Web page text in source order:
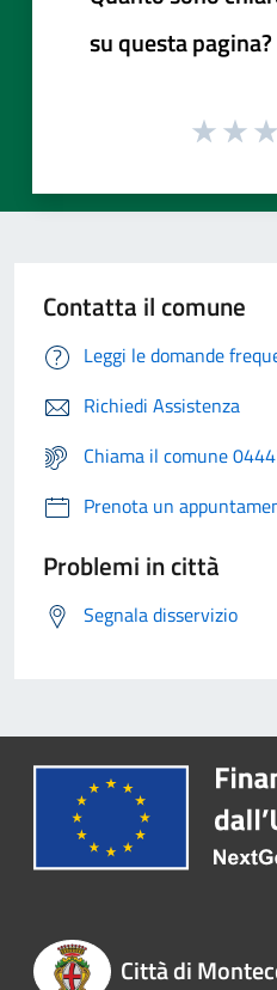
su questa pagina?
Contatta il comune
Leggi le domande
Richiedi Assistenza
Chiama il comune
Prenota un
Problemi in città
Segnala disservizio
Città di